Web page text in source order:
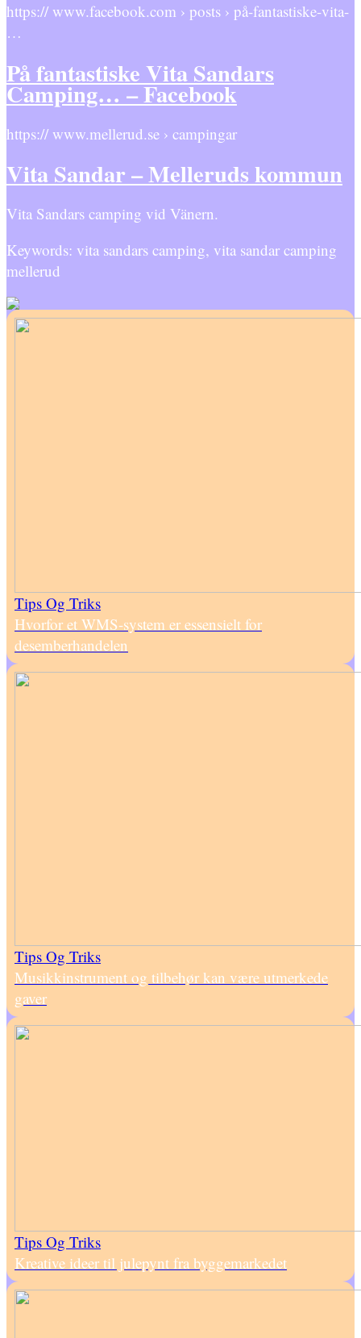
https:// www.facebook.com › posts › på-fantastiske-vita-
…
På fantastiske Vita Sandars
Camping… – Facebook
https:// www.mellerud.se › campingar
Vita Sandar – Melleruds kommun
Vita Sandars camping vid Vänern.
Keywords: vita sandars camping, vita sandar camping
mellerud
Tips Og Triks
Hvorfor et WMS-system er essensielt for
desemberhandelen
Tips Og Triks
Musikkinstrument og tilbehør kan være utmerkede
gaver
Tips Og Triks
Kreative ideer til julepynt fra byggemarkedet